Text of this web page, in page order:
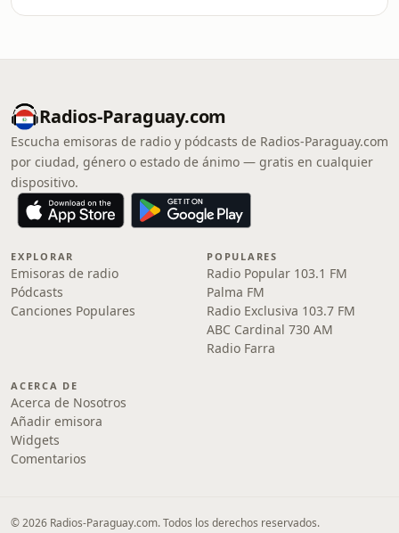
Radios-Paraguay.com
Escucha emisoras de radio y pódcasts de Radios-Paraguay.com
por ciudad, género o estado de ánimo — gratis en cualquier
dispositivo.
EXPLORAR
Emisoras de radio
Pódcasts
Canciones Populares
POPULARES
Radio Popular 103.1 FM
Palma FM
Radio Exclusiva 103.7 FM
ABC Cardinal 730 AM
Radio Farra
ACERCA DE
Acerca de Nosotros
Añadir emisora
Widgets
Comentarios
© 2026 Radios-Paraguay.com. Todos los derechos reservados.